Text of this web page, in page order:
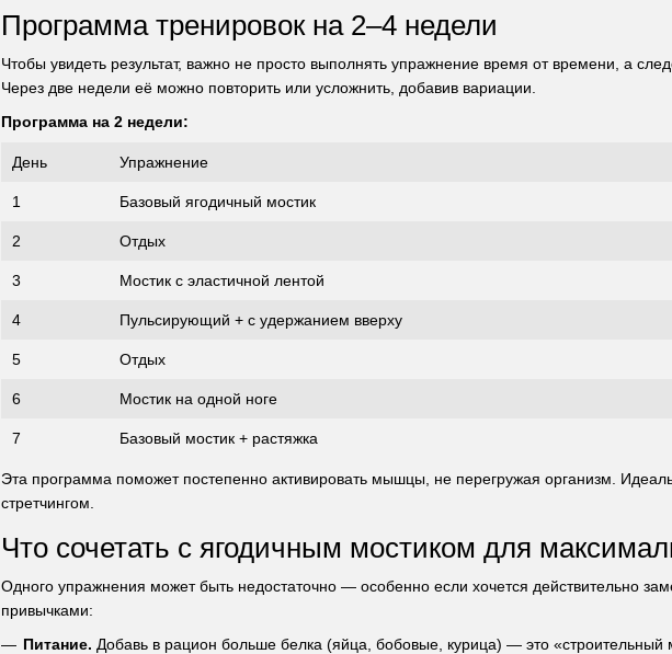
Программа тренировок на 2–4 недели
Чтобы увидеть результат, важно не просто выполнять упражнение время от времени, а
Через две недели её можно повторить или усложнить, добавив вариации.
Программа на 2 недели:
День Упражнение
1 Базовый ягодичный мостик
2 Отдых
3 Мостик с эластичной лентой
4 Пульсирующий + с удержанием вверху
5 Отдых
6 Мостик на одной ноге
7 Базовый мостик + растяжка
Эта программа поможет постепенно активировать мышцы, не перегружая организм.
стретчингом.
Что сочетать с ягодичным мостиком для
Одного упражнения может быть недостаточно — особенно если хочется действительно
привычками:
Питание. Добавь в рацион больше белка (яйца, бобовые, курица) — это